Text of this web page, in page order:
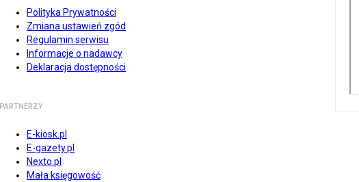
Polityka Prywatności
Zmiana ustawień zgód
Regulamin serwisu
Informacje o nadawcy
Deklaracja dostępności
PARTNERZY
E-kiosk.pl
E-gazety.pl
Nexto.pl
Mała księgowość